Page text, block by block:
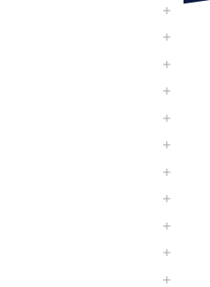










